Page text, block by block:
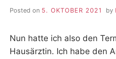
Posted on 5. OKTOBER 2021 by
Nun hatte ich also den
Hausärztin. Ich habe den